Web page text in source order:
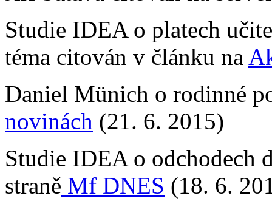
Studie IDEA o platech
téma citován v článku na
Daniel Münich o rodinné
novinách (21. 6. 2015)
Studie IDEA o odchodech
straně Mf DNES (18. 6.